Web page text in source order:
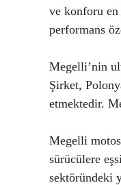
ve konforu
performans
Megelli’nin
Şirket,
etmektedir.
Megelli
sürücülere
sektöründeki